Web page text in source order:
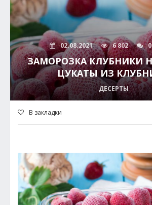
02.08.2021 6 802 0
ЗАМОРОЗКА КЛУБНИКИ
ЦУКАТЫ ИЗ
ДЕСЕРТЫ
В закладки